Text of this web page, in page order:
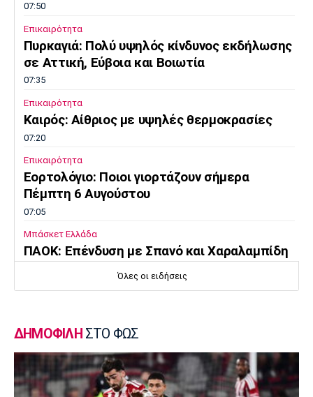
07:50
Επικαιρότητα
Πυρκαγιά: Πολύ υψηλός κίνδυνος εκδήλωσης
σε Αττική, Εύβοια και Βοιωτία
07:35
Επικαιρότητα
Καιρός: Αίθριος με υψηλές θερμοκρασίες
07:20
Επικαιρότητα
Εορτολόγιο: Ποιοι γιορτάζουν σήμερα
Πέμπτη 6 Αυγούστου
07:05
Μπάσκετ Ελλάδα
ΠΑΟΚ: Επένδυση με Σπανό και Χαραλαμπίδη
Γ Εθνική
23:55
FIFA: Οι Φιλιππίνες στηρίζουν Ινφαντίνο
23:35
Όλες οι ειδήσεις
ΔΗΜΟΦΙΛΗ ΣΤΟ ΦΩΣ